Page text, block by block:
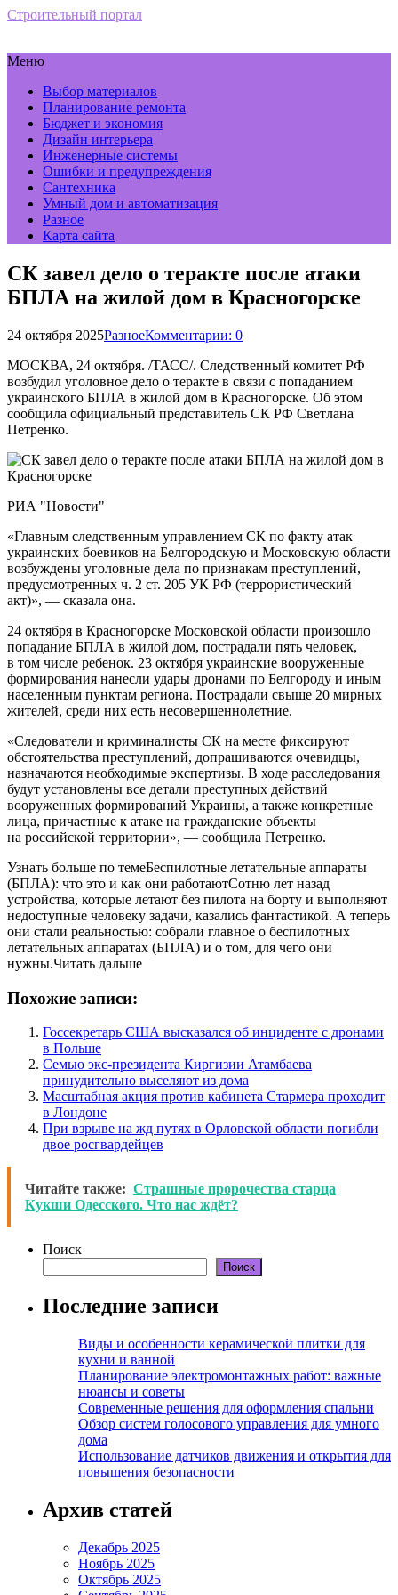
Строительный портал
Меню
Выбор материалов
Планирование ремонта
Бюджет и экономия
Дизайн интерьера
Инженерные системы
Ошибки и предупреждения
Сантехника
Умный дом и автоматизация
Разное
Карта сайта
СК завел дело о теракте после атаки
БПЛА на жилой дом в Красногорске
24 октября 2025РазноеКомментарии: 0
МОСКВА, 24 октября. /ТАСС/. Следственный комитет РФ
возбудил уголовное дело о теракте в связи с попаданием
украинского БПЛА в жилой дом в Красногорске. Об этом
сообщила официальный представитель СК РФ Светлана
Петренко.
РИА "Новости"
«Главным следственным управлением СК по факту атак
украинских боевиков на Белгородскую и Московскую области
возбуждены уголовные дела по признакам преступлений,
предусмотренных ч. 2 ст. 205 УК РФ (террористический
акт)», — сказала она.
24 октября в Красногорске Московской области произошло
попадание БПЛА в жилой дом, пострадали пять человек,
в том числе ребенок. 23 октября украинские вооруженные
формирования нанесли удары дронами по Белгороду и иным
населенным пунктам региона. Пострадали свыше 20 мирных
жителей, среди них есть несовершеннолетние.
«Следователи и криминалисты СК на месте фиксируют
обстоятельства преступлений, допрашиваются очевидцы,
назначаются необходимые экспертизы. В ходе расследования
будут установлены все детали преступных действий
вооруженных формирований Украины, а также конкретные
лица, причастные к атаке на гражданские объекты
на российской территории», — сообщила Петренко.
Узнать больше по темеБеспилотные летательные аппараты
(БПЛА): что это и как они работаютСотню лет назад
устройства, которые летают без пилота на борту и выполняют
недоступные человеку задачи, казались фантастикой. А теперь
они стали реальностью: собрали главное о беспилотных
летательных аппаратах (БПЛА) и о том, для чего они
нужны.Читать дальше
Похожие записи:
Госсекретарь США высказался об инциденте с дронами
в Польше
Семью экс-президента Киргизии Атамбаева
принудительно выселяют из дома
Масштабная акция против кабинета Стармера проходит
в Лондоне
При взрыве на жд путях в Орловской области погибли
двое росгвардейцев
Читайте также: Страшные пророчества старца
Кукши Одесского. Что нас ждёт?
Поиск
Поиск
Последние записи
Виды и особенности керамической плитки для
кухни и ванной
Планирование электромонтажных работ: важные
нюансы и советы
Современные решения для оформления спальни
Обзор систем голосового управления для умного
дома
Использование датчиков движения и открытия для
повышения безопасности
Архив статей
Декабрь 2025
Ноябрь 2025
Октябрь 2025